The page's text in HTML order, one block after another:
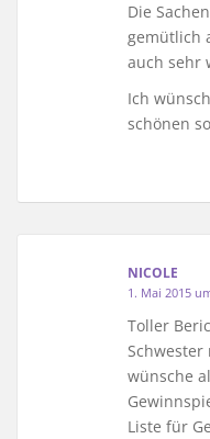
Die
gemütlich
auch sehr
Ich
schönen
NICOLE
1. Mai 2015
Toller
wünsche
Liste für